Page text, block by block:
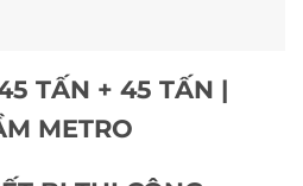
TẤN + 45 TẤN |
METRO